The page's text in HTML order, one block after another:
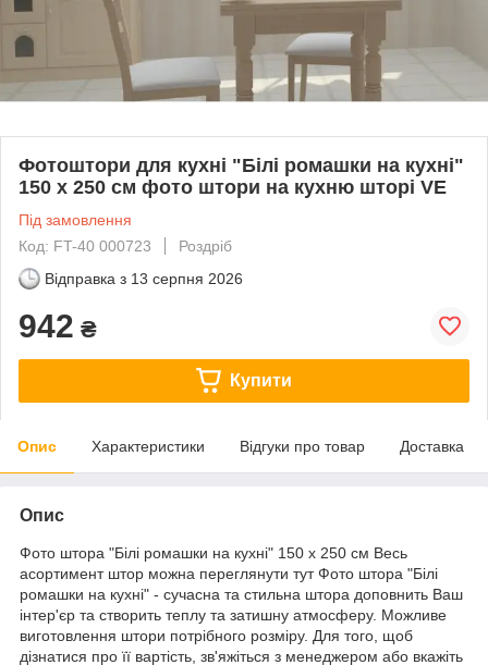
Фотоштори для кухні "Білі ромашки на кухні"
150 х 250 см фото штори на кухню шторі VE
Під замовлення
Код: FT-40 000723
Роздріб
Відправка з 13 серпня 2026
942 ₴
Купити
Опис Характеристики Відгуки про товар Доставка
Опис
Фото штора "Білі ромашки на кухні" 150 х 250 см Весь
асортимент штор можна переглянути тут Фото штора "Білі
ромашки на кухні" - сучасна та стильна штора доповнить Ваш
інтер'єр та створить теплу та затишну атмосферу. Можливе
виготовлення штори потрібного розміру. Для того, щоб
дізнатися про її вартість, зв'яжіться з менеджером або вкажіть